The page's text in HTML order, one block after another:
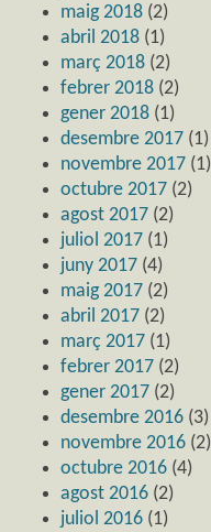
maig 2018 (2)
abril 2018 (1)
març 2018 (2)
febrer 2018 (2)
gener 2018 (1)
desembre 2017 (1)
novembre 2017 (1)
octubre 2017 (2)
agost 2017 (2)
juliol 2017 (1)
juny 2017 (4)
maig 2017 (2)
abril 2017 (2)
març 2017 (1)
febrer 2017 (2)
gener 2017 (2)
desembre 2016 (3)
novembre 2016 (2)
octubre 2016 (4)
agost 2016 (2)
juliol 2016 (1)